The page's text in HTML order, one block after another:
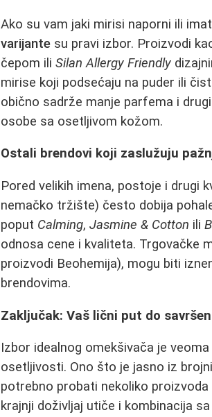
Ako su vam jaki mirisi naporni ili
varijante su pravi izbor. Proizvodi
čepom iliSilan Allergy Friendly
mirise koji podsećaju na puder ili
obično sadrže manje parfema i
osobe sa osetljivom kožom.
Ostali brendovi koji zaslužuju
Pored velikih imena, postoje i drugi
nemačko tržište) često dobija
poput Calming,Jasmine & Cotton ili
odnosa cene i kvaliteta. Trgovačke
proizvodi Beohemija), mogu biti
brendovima.
Zaključak: Vaš lični put do
Izbor idealnog omekšivača je
osetljivosti. Ono što je jasno iz
potrebno probati nekoliko
krajnji doživljaj utiče i kombinacija